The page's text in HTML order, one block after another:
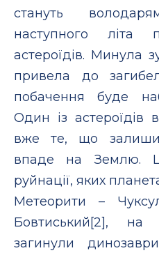
стануть
наступного літа
астероїдів. Минула
привела до
побачення буде
Один із
вже те, що
впаде на Землю.
руйнації, яких
Метеорити –
Бовтиський[2], на
загинули